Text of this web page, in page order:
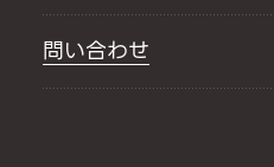
問い合わせ